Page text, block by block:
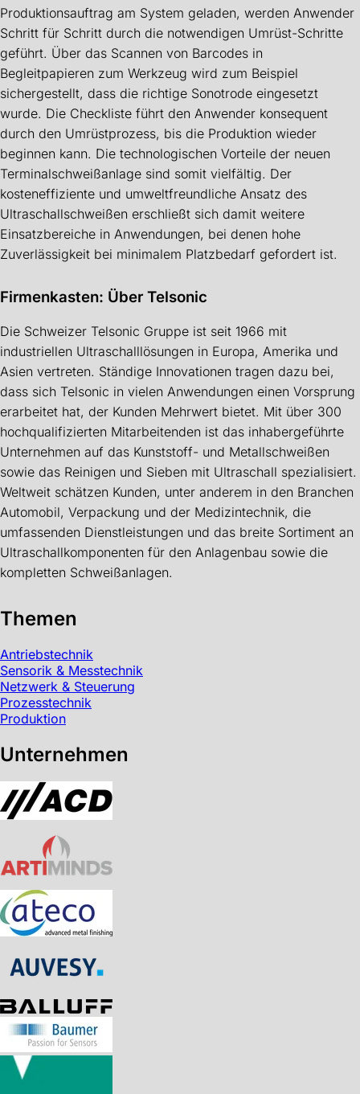
Produktionsauftrag am System geladen, werden Anwender
Schritt für Schritt durch die notwendigen Umrüst-Schritte
geführt. Über das Scannen von Barcodes in
Begleitpapieren zum Werkzeug wird zum Beispiel
sichergestellt, dass die richtige Sonotrode eingesetzt
wurde. Die Checkliste führt den Anwender konsequent
durch den Umrüstprozess, bis die Produktion wieder
beginnen kann. Die technologischen Vorteile der neuen
Terminalschweißanlage sind somit vielfältig. Der
kosteneffiziente und umweltfreundliche Ansatz des
Ultraschallschweißen erschließt sich damit weitere
Einsatzbereiche in Anwendungen, bei denen hohe
Zuverlässigkeit bei minimalem Platzbedarf gefordert ist.
Firmenkasten: Über Telsonic
Die Schweizer Telsonic Gruppe ist seit 1966 mit
industriellen Ultraschalllösungen in Europa, Amerika und
Asien vertreten. Ständige Innovationen tragen dazu bei,
dass sich Telsonic in vielen Anwendungen einen Vorsprung
erarbeitet hat, der Kunden Mehrwert bietet. Mit über 300
hochqualifizierten Mitarbeitenden ist das inhabergeführte
Unternehmen auf das Kunststoff- und Metallschweißen
sowie das Reinigen und Sieben mit Ultraschall spezialisiert.
Weltweit schätzen Kunden, unter anderem in den Branchen
Automobil, Verpackung und der Medizintechnik, die
umfassenden Dienstleistungen und das breite Sortiment an
Ultraschallkomponenten für den Anlagenbau sowie die
kompletten Schweißanlagen.
Themen
Antriebstechnik
Sensorik & Messtechnik
Netzwerk & Steuerung
Prozesstechnik
Produktion
Unternehmen